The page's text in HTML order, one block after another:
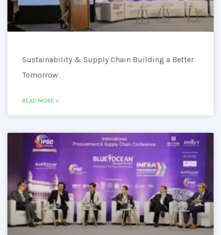
Sustainability & Supply Chain Building a Better
Tomorrow
READ MORE »